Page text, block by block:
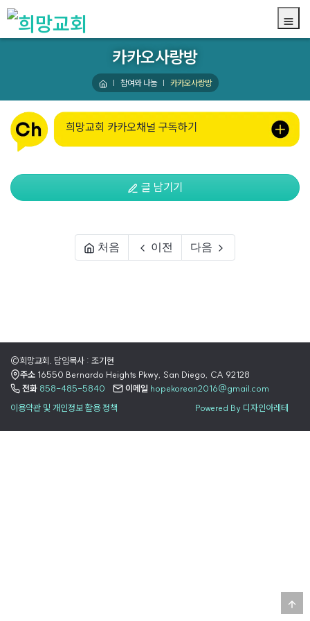
카카오사랑방
참여와 나눔 카카오사랑방
희망교회 카카오채널 구독하기
글 남기기
처음 이전 다음
©희망교회. 담임목사 : 조기현
주소 16550 Bernardo Heights Pkwy, San Diego, CA 92128
전화 858-485-5840 이메일 hopekorean2016@gmail.com
이용약관 및 개인정보 활용 정책
Powered By 디자인아레테